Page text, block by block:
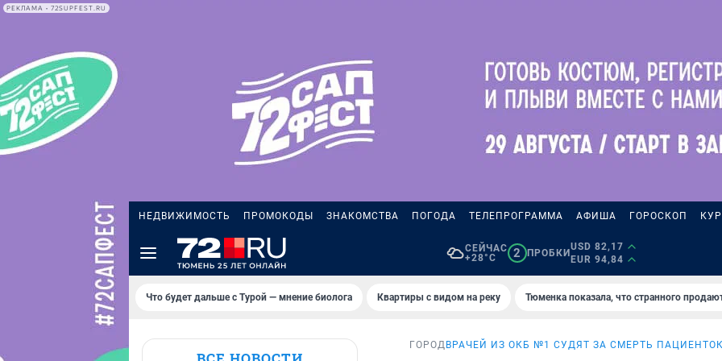
РЕКЛАМА • 72SUPFEST.RU
НЕДВИЖИМОСТЬ ПРОМОКОДЫ ЗНАКОМСТВА ПОГОДА ТЕЛЕПРОГРАММА АФИША ГОРОСКОП
СЕЙЧАС
+28°C
2 ПРОБКИ
USD 82,17
EUR 94,84
Что будет дальше с Турой — мнение биолога Квартиры с видом на реку Тюменка показала, что странного
ГОРОД ВРАЧЕЙ ИЗ ОКБ №1 СУДЯТ ЗА СМЕРТЬ ПАЦИЕНТОК